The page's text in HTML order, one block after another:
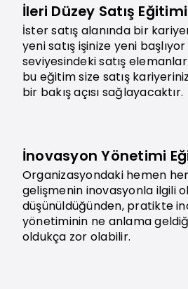
İleri Düzey Satış Eğitimi
İster satış alanında bir
yeni satış işinize yeni
seviyesindeki satış
bu eğitim size satış
bir bakış açısı sağlayacaktır.
İnovasyon Yönetimi
Organizasyondaki hemen
gelişmenin inovasyonla ilgili
düşünüldüğünden, pratikte
yönetiminin ne anlama
oldukça zor olabilir.